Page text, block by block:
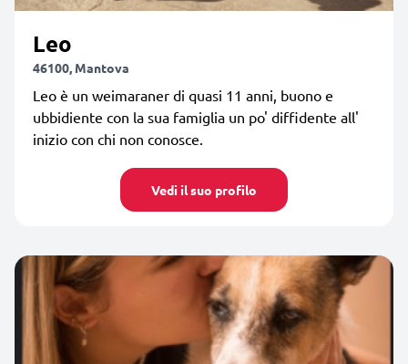
Leo
46100, Mantova
Leo è un weimaraner di quasi 11 anni, buono e
ubbidiente con la sua famiglia un po' diffidente all'
inizio con chi non conosce.
Vedi il suo profilo